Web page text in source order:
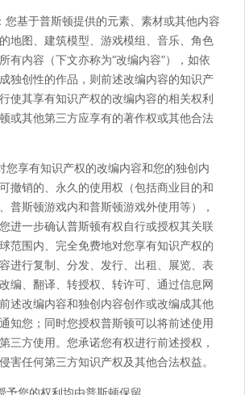
您基于普斯顿提供的元素、素材或其他内容
地图、建筑模型、游戏模组、音乐、角色
有内容（下文亦称为“改编内容”），如依
独创性的作品，则前述改编内容的知识产
使其享有知识产权的改编内容的相关权利
或其他第三方应享有的著作权或其他合法
您享有知识产权的改编内容和您的独创内
撤销的、永久的使用权（包括商业目的和
普斯顿游戏内和普斯顿游戏外使用等），
进一步确认普斯顿有权自行或授权其关联
范围内、完全免费地对您享有知识产权的
进行复制、分发、发行、出租、展览、表
编、翻译、转授权、转许可、通过信息网
述改编内容和独创内容创作或改编成其他
知您；同时您授权普斯顿可以将前述使用
三方使用。您承诺您有权进行前述授权，
害任何第三方知识产权及其他合法权益。
您的权利均由普斯顿保留。